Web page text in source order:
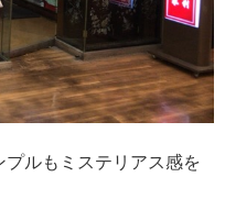
ルもミステリアス感を